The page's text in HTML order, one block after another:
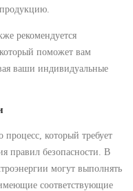
рекомендуется
который поможет вам
ваши индивидуальные
процесс, который требует
правил безопасности. В
могут выполнять
соответствующие